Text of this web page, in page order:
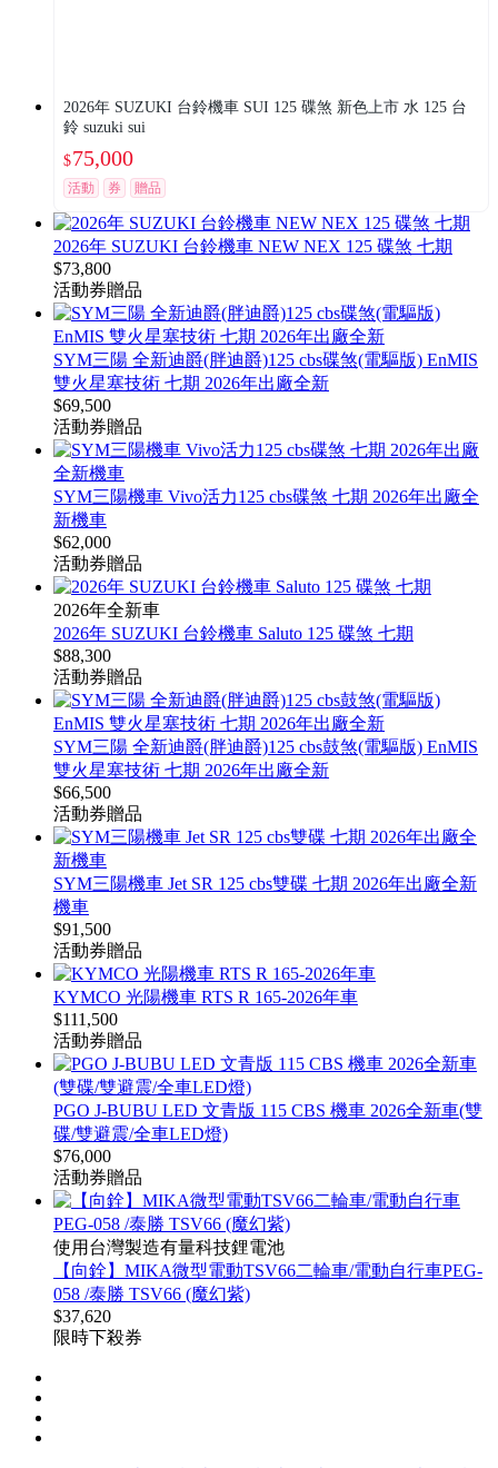
2026年 SUZUKI 台鈴機車 SUI 125 碟煞 新色上市 水 125 台
鈴 suzuki sui
$75,000
活動 券 贈品
2026年 SUZUKI 台鈴機車 NEW NEX 125 碟煞 七期
$73,800
活動券贈品
SYM三陽 全新迪爵(胖迪爵)125 cbs碟煞(電驅版) EnMIS
雙火星塞技術 七期 2026年出廠全新
$69,500
活動券贈品
SYM三陽機車 Vivo活力125 cbs碟煞 七期 2026年出廠全
新機車
$62,000
活動券贈品
2026年全新車
2026年 SUZUKI 台鈴機車 Saluto 125 碟煞 七期
$88,300
活動券贈品
SYM三陽 全新迪爵(胖迪爵)125 cbs鼓煞(電驅版) EnMIS
雙火星塞技術 七期 2026年出廠全新
$66,500
活動券贈品
SYM三陽機車 Jet SR 125 cbs雙碟 七期 2026年出廠全新
機車
$91,500
活動券贈品
KYMCO 光陽機車 RTS R 165-2026年車
$111,500
活動券贈品
PGO J-BUBU LED 文青版 115 CBS 機車 2026全新車(雙
碟/雙避震/全車LED燈)
$76,000
活動券贈品
使用台灣製造有量科技鋰電池
【向銓】MIKA微型電動TSV66二輪車/電動自行車PEG-
058 /泰勝 TSV66 (魔幻紫)
$37,620
限時下殺券